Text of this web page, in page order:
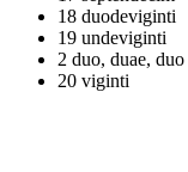
18 duodeviginti
19 undeviginti
2 duo, duae, duo
20 viginti